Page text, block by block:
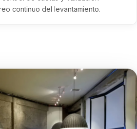
continuo del levantamiento.